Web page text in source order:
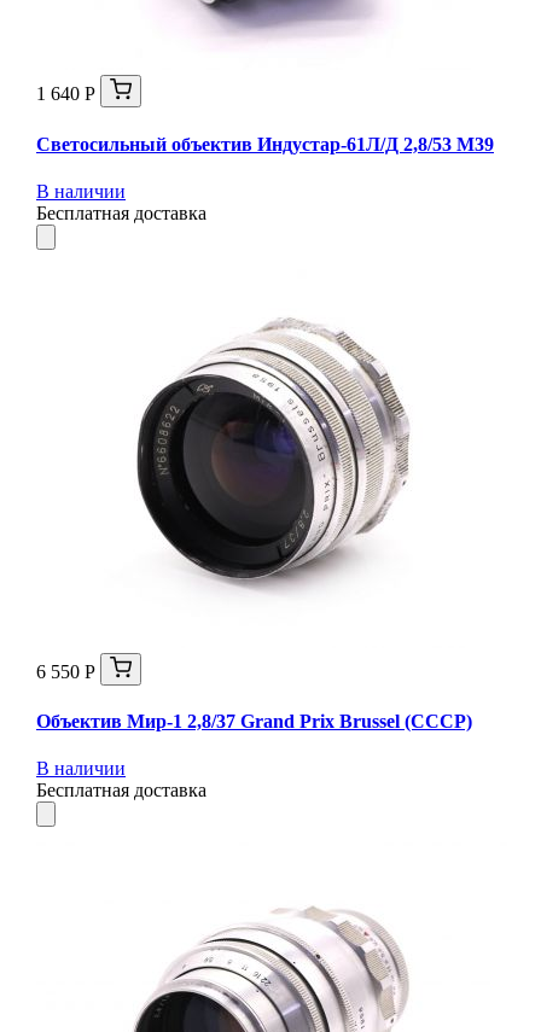
1 640 Р
Светосильный объектив Индустар-61Л/Д 2,8/53 М39
В наличии
Бесплатная доставка
6 550 Р
Объектив Мир-1 2,8/37 Grand Prix Brussel (СССР)
В наличии
Бесплатная доставка